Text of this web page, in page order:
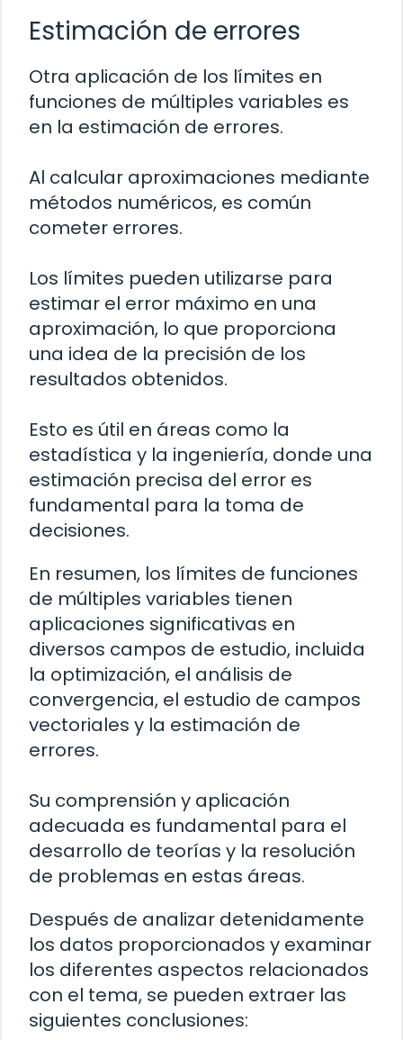
Estimación de errores
Otra aplicación de los límites en
funciones de múltiples variables es
en la estimación de errores.
Al calcular aproximaciones mediante
métodos numéricos, es común
cometer errores.
Los límites pueden utilizarse para
estimar el error máximo en una
aproximación, lo que proporciona
una idea de la precisión de los
resultados obtenidos.
Esto es útil en áreas como la
estadística y la ingeniería, donde una
estimación precisa del error es
fundamental para la toma de
decisiones.
En resumen, los límites de funciones
de múltiples variables tienen
aplicaciones significativas en
diversos campos de estudio, incluida
la optimización, el análisis de
convergencia, el estudio de campos
vectoriales y la estimación de
errores.
Su comprensión y aplicación
adecuada es fundamental para el
desarrollo de teorías y la resolución
de problemas en estas áreas.
Después de analizar detenidamente
los datos proporcionados y examinar
los diferentes aspectos relacionados
con el tema, se pueden extraer las
siguientes conclusiones: